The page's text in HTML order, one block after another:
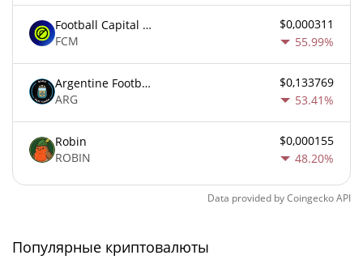
Football Capital Markets
FCM
$0,000311
55.99%
Argentine Football Association Fan Token
ARG
$0,133769
53.41%
Robin
ROBIN
$0,000155
48.20%
Data provided byCoingeckoAPI
Популярные криптовалюты